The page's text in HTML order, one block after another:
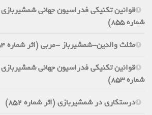
شماره 855)
مثلث والدین-شمشیرباز -مربی (اثر شماره 854)
شماره 853)
درستکاری در شمشیربازی (اثر شماره 852)